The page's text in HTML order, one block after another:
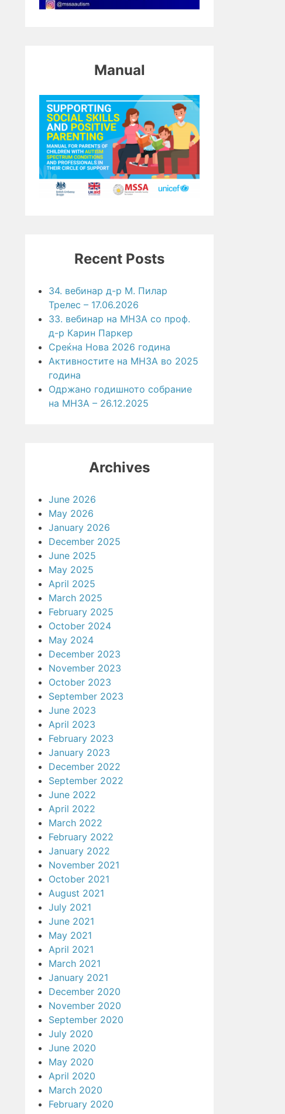
Manual
Recent Posts
34. вебинар д-р М. Пилар
Трелес – 17.06.2026
33. вебинар на МНЗА со проф.
д-р Карин Паркер
Среќна Нова 2026 година
Активностите на МНЗА во 2025
година
Одржано годишното собрание
на МНЗА – 26.12.2025
Archives
June 2026
May 2026
January 2026
December 2025
June 2025
May 2025
April 2025
March 2025
February 2025
October 2024
May 2024
December 2023
November 2023
October 2023
September 2023
June 2023
April 2023
February 2023
January 2023
December 2022
September 2022
June 2022
April 2022
March 2022
February 2022
January 2022
November 2021
October 2021
August 2021
July 2021
June 2021
May 2021
April 2021
March 2021
January 2021
December 2020
November 2020
September 2020
July 2020
June 2020
May 2020
April 2020
March 2020
February 2020